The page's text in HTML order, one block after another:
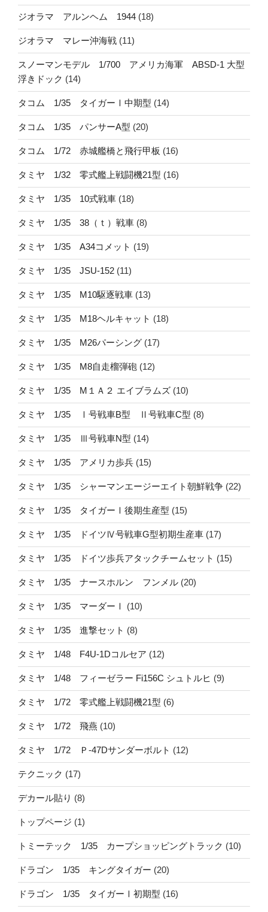
ジオラマ アルンヘム 1944 (18)
ジオラマ マレー沖海戦 (11)
スノーマンモデル 1/700 アメリカ海軍 ABSD-1 大型
浮きドック (14)
タコム 1/35 タイガーⅠ中期型 (14)
タコム 1/35 パンサーA型 (20)
タコム 1/72 赤城艦橋と飛行甲板 (16)
タミヤ 1/32 零式艦上戦闘機21型 (16)
タミヤ 1/35 10式戦車 (18)
タミヤ 1/35 38（ｔ）戦車 (8)
タミヤ 1/35 A34コメット (19)
タミヤ 1/35 JSU-152 (11)
タミヤ 1/35 M10駆逐戦車 (13)
タミヤ 1/35 M18ヘルキャット (18)
タミヤ 1/35 M26パーシング (17)
タミヤ 1/35 M8自走榴弾砲 (12)
タミヤ 1/35 M１Ａ２ エイブラムズ (10)
タミヤ 1/35 Ⅰ号戦車B型 Ⅱ号戦車C型 (8)
タミヤ 1/35 Ⅲ号戦車N型 (14)
タミヤ 1/35 アメリカ歩兵 (15)
タミヤ 1/35 シャーマンエージーエイト朝鮮戦争 (22)
タミヤ 1/35 タイガーⅠ後期生産型 (15)
タミヤ 1/35 ドイツⅣ号戦車G型初期生産車 (17)
タミヤ 1/35 ドイツ歩兵アタックチームセット (15)
タミヤ 1/35 ナースホルン フンメル (20)
タミヤ 1/35 マーダーⅠ (10)
タミヤ 1/35 進撃セット (8)
タミヤ 1/48 F4U-1Dコルセア (12)
タミヤ 1/48 フィーゼラー Fi156C シュトルヒ (9)
タミヤ 1/72 零式艦上戦闘機21型 (6)
タミヤ 1/72 飛燕 (10)
タミヤ 1/72 Ｐ-47Dサンダーボルト (12)
テクニック (17)
デカール貼り (8)
トップページ (1)
トミーテック 1/35 カープショッピングトラック (10)
ドラゴン 1/35 キングタイガー (20)
ドラゴン 1/35 タイガーⅠ初期型 (16)